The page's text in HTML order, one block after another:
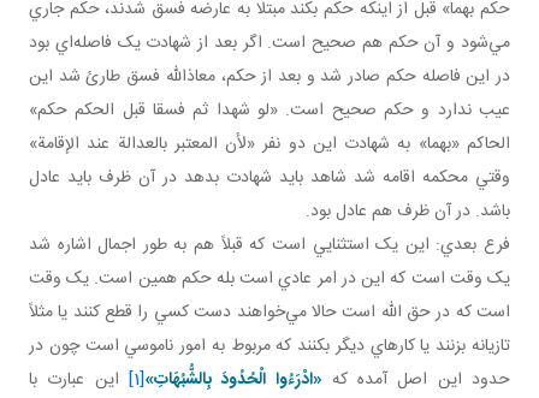
حكم بهما» قبل از اينکه حکم بکند مبتلا به عارضه فسق شدند، حکم جاري
مي‌شود و آن حکم هم صحيح است. اگر بعد از شهادت يک فاصله‌اي بود
در اين فاصله حکم صادر شد و بعد از حکم، معاذالله فسق طارئ شد اين
عيب ندارد و حکم صحيح است. «لو شهدا ثم فسقا قبل الحكم حكم»
الحاکم «بهما» به شهادت اين دو نفر «لأن المعتبر بالعدالة عند الإقامة»
وقتي محکمه اقامه شد شاهد بايد شهادت بدهد در آن ظرف بايد عادل
باشد. در آن ظرف هم عادل بود.
فرع بعدي: اين يک استثنايي است که قبلاً هم به طور اجمال اشاره شد
يک وقت است که اين در امر عادي است بله حکم همين است. يک وقت
است که در حق الله است حالا مي‌خواهند دست کسي را قطع کنند يا مثلاً
تازيانه بزنند يا کارهاي ديگر بکنند که مربوط به امور ناموسي است چون در
حدود اين اصل آمده که «ادْرَءُوا الْحُدُودَ بِالشُّبُهَاتِ»[1]
اين عبارت با